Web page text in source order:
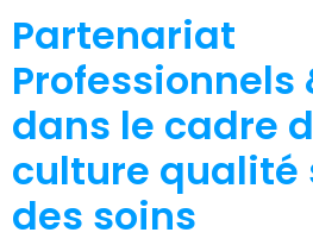
Partenariat
Professionnels
dans le cadre
culture qualité
des soins